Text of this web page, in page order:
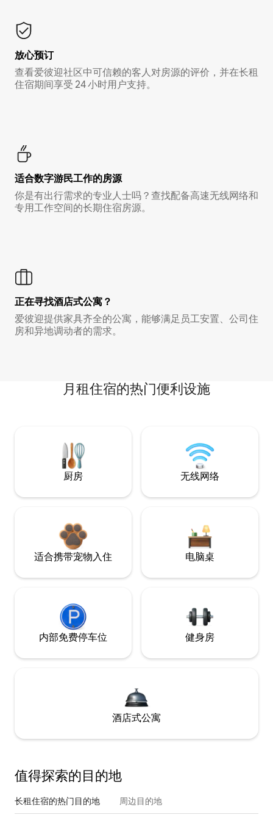
放心预订
查看爱彼迎社区中可信赖的客人对房源的评价，并在长租
住宿期间享受 24 小时用户支持。
适合数字游民工作的房源
你是有出行需求的专业人士吗？查找配备高速无线网络和
专用工作空间的长期住宿房源。
正在寻找酒店式公寓？
爱彼迎提供家具齐全的公寓，能够满足员工安置、公司住
房和异地调动者的需求。
月租住宿的热门便利设施
厨房 无线网络
适合携带宠物入住 电脑桌
内部免费停车位 健身房
酒店式公寓
值得探索的目的地
长租住宿的热门目的地 周边目的地